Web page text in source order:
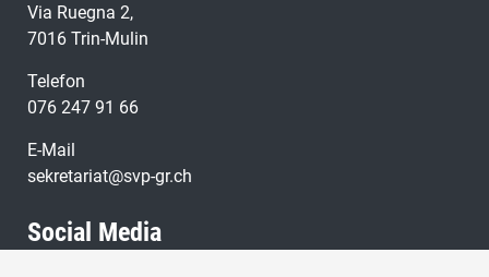
Via Ruegna 2,
7016 Trin-Mulin
Telefon
076 247 91 66
E-Mail
sekretariat@svp-gr.ch
Social Media